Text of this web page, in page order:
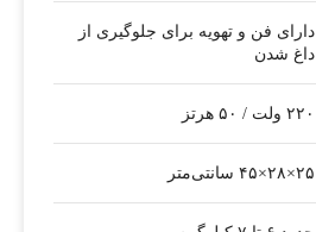
دارای فن و تهویه برای جلوگیری از
داغ شدن
۲۲۰ ولت / ۵۰ هرتز
۲۵×۲۸×۴۵ سانتی‌متر